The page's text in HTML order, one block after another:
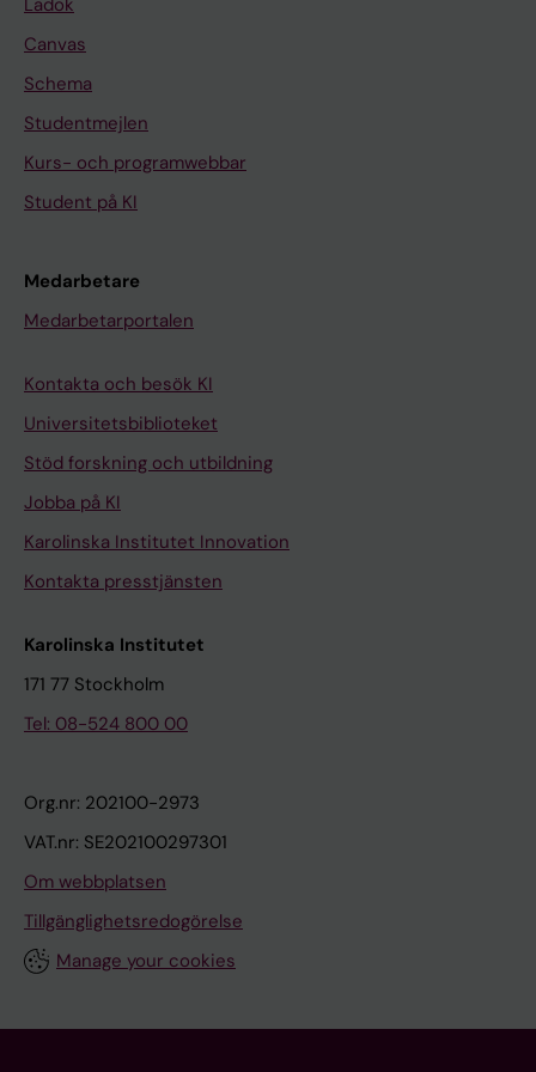
d
v
a
l
i
d
a
o
n
f
t
h
e
A
f
f
c
i
v
S
l
f
R
a
t
e
n
o
u
s
c
l
i
p
a
m
i
n
e
a
s
n
l
t
r
a
t
i
v
e
Ladok
Canvas
Schema
Studentmejlen
Kurs- och programwebbar
Student på KI
Medarbetare
Medarbetarportalen
Kontakta och besök KI
Universitetsbiblioteket
Stöd forskning och utbildning
Jobba på KI
Karolinska Institutet Innovation
Kontakta presstjänsten
Karolinska Institutet
171 77 Stockholm
Tel: 08-524 800 00
Org.nr: 202100-2973
VAT.nr: SE202100297301
Om webbplatsen
Tillgänglighetsredogörelse
Manage your cookies